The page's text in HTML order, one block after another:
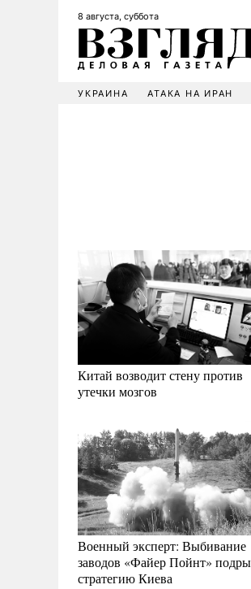
8 августа, суббота
УКРАИНА АТАКА НА ИРАН
Китай возводит стену против
утечки мозгов
Военный эксперт: Выбивание
заводов «Файер Пойнт»
стратегию Киева